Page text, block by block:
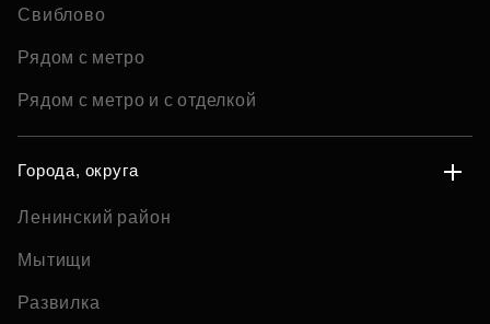
Свиблово
Рядом с метро
Рядом с метро и с отделкой
Города, округа
Ленинский район
Мытищи
Развилка